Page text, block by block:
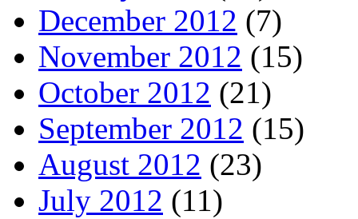
December 2012 (7)
November 2012 (15)
October 2012 (21)
September 2012 (15)
August 2012 (23)
July 2012 (11)